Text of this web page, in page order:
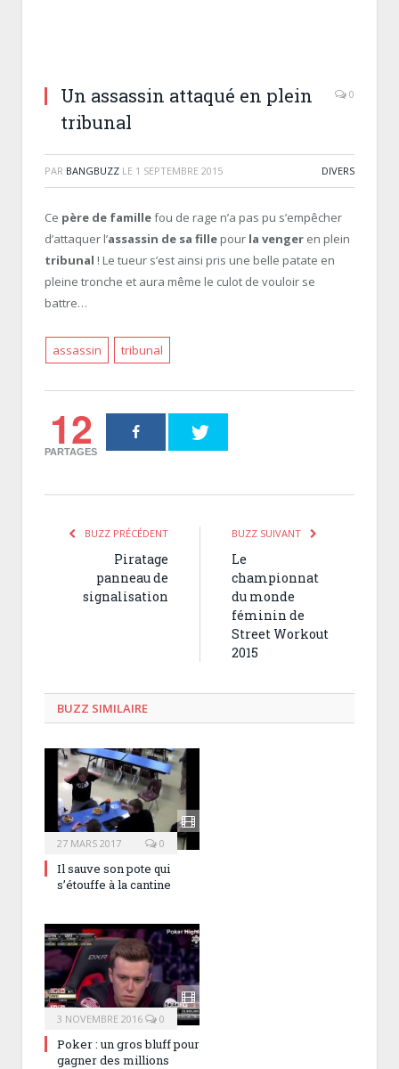
Un assassin attaqué en plein
tribunal
0
PAR BANGBUZZ LE 1 SEPTEMBRE 2015 DIVERS
Ce père de famillefou de rage n’a pas pu s’empêcher
d’attaquer l’assassin de sa fille pour la venger en plein
tribunal ! Le tueur s’est ainsi pris une belle patate en
pleine tronche et aura même le culot de vouloir se
battre…
assassin tribunal
12
PARTAGES
BUZZ PRÉCÉDENT
Piratage
panneau de
signalisation
BUZZ SUIVANT
Le
championnat
du monde
féminin de
Street Workout
2015
BUZZ SIMILAIRE
27 MARS 2017 0
Il sauve son pote qui
s’étouffe à la cantine
3 NOVEMBRE 2016 0
Poker : un gros bluff pour
gagner des millions